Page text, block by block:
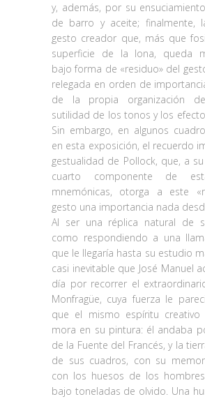
y, además, por su
de barro y aceite; finalmente,
gesto creador que, más que
superficie de la lona, queda
bajo forma de «residuo» del
relegada en orden de
de la propia organización
sutilidad de los tonos y los
Sin embargo, en algunos
en esta exposición, el recuerdo
gestualidad de Pollock, que, a
cuarto componente de
mnemónicas, otorga a este
gesto una importancia nada
Al ser una réplica natural de
como respondiendo a una
que le llegaría hasta su estudio
casi inevitable que José Manuel
día por recorrer el
Monfragüe, cuya fuerza le
que el mismo espíritu
mora en su pintura: él andaba
de la Fuente del Francés, y la
de sus cuadros, con su
con los huesos de los
bajo toneladas de olvido. Una